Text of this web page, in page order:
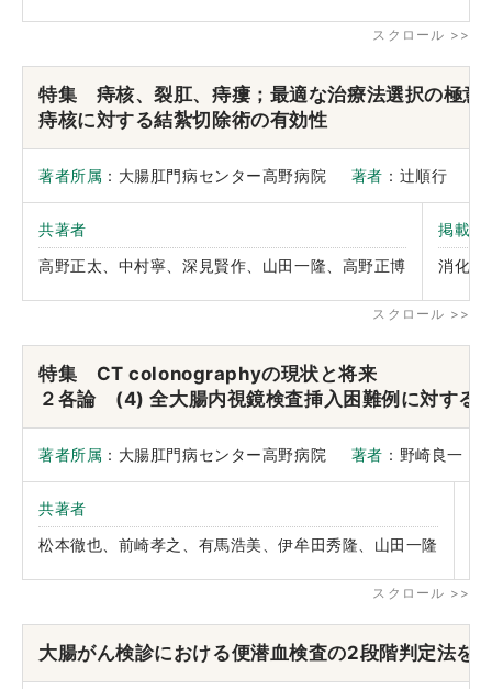
特集 痔核、裂肛、痔瘻；最適な治療法選択の極
痔核に対する結紮切除術の有効性
著者所属 ：大腸肛門病センター高野病院 著者 ：辻順行
共著者
高野正太、中村寧、深見賢作、山田一隆、高野正博
掲載誌
消化器
特集 CT colonographyの現状と将来
２各論 (4) 全大腸内視鏡検査挿入困難例に対す
著者所属 ：大腸肛門病センター高野病院 著者 ：野崎良一
共著者
松本徹也、前崎孝之、有馬浩美、伊牟田秀隆、山田一隆
大腸がん検診における便潜血検査の2段階判定法を